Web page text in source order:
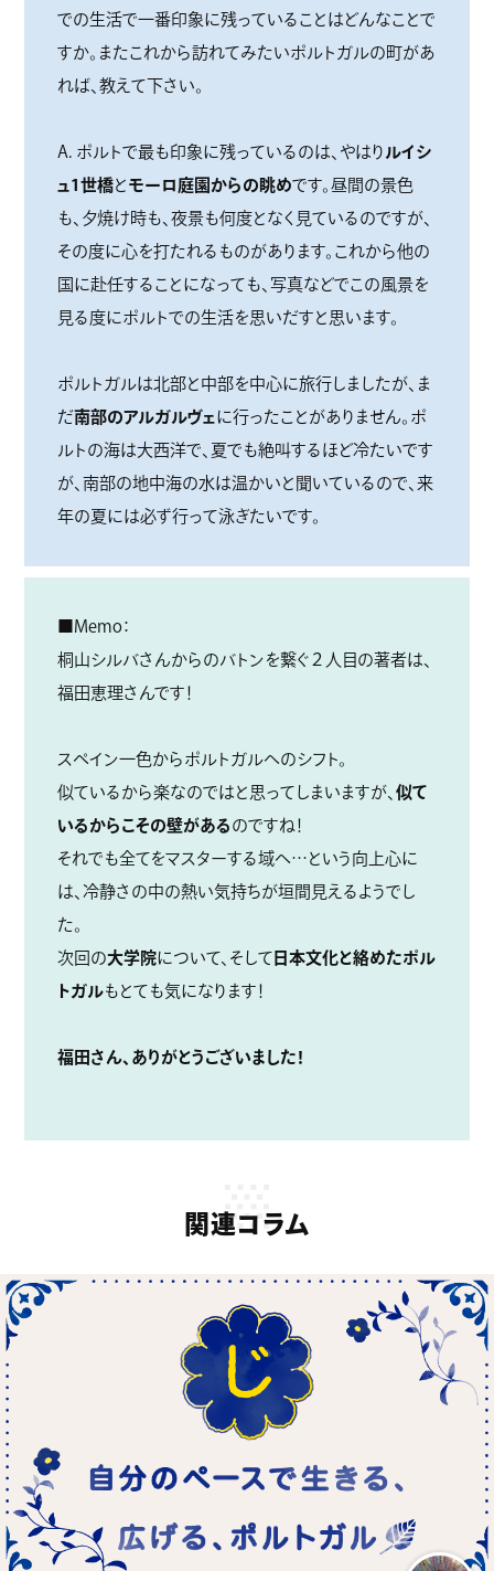
での生活で一番印象に残っていることはどんなことで
すか。またこれから訪れてみたいポルトガルの町があ
れば、教えて下さい。
A. ポルトで最も印象に残っているのは、やはり ルイシ
ュ1世橋と モーロ庭園からの眺めです。昼間の景色
も、夕焼け時も、夜景も何度となく見ているのですが、
その度に心を打たれるものがあります。これから他の
国に赴任することになっても、写真などでこの風景を
見る度にポルトでの生活を思いだすと思います。
ポルトガルは北部と中部を中心に旅行しましたが、ま
だ南部のアルガルヴェ に行ったことがありません。ポ
ルトの海は大西洋で、夏でも絶叫するほど冷たいです
が、南部の地中海の水は温かいと聞いているので、来
年の夏には必ず行って泳ぎたいです。
■Memo：
桐山シルバさんからのバトンを繋ぐ２人目の著者は、
福田恵理さんです！
スペイン一色からポルトガルへのシフト。
似ているから楽なのではと思ってしまいますが、似て
いるからこその壁がある のですね！
それでも全てをマスターする域へ…という向上心に
は、冷静さの中の熱い気持ちが垣間見えるようでし
た。
次回の大学院について、そして 日本文化と絡めたポル
トガルもとても気になります！
福田さん、ありがとうございました！
関連コラム